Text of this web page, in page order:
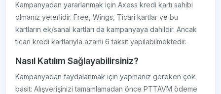
Kampanyadan yararlanmak için Axess kredi kartı sahibi
olmanız yeterlidir. Free, Wings, Ticari kartlar ve bu
kartların ek/sanal kartları da kampanyaya dahildir. Ancak
ticari kredi kartlarıyla azami 6 taksit yapılabilmektedir.
Nasıl Katılım Sağlayabilirsiniz?
Kampanyadan faydalanmak için yapmanız gereken çok
basit: Alışverişinizi tamamlamadan önce PTTAVM ödeme